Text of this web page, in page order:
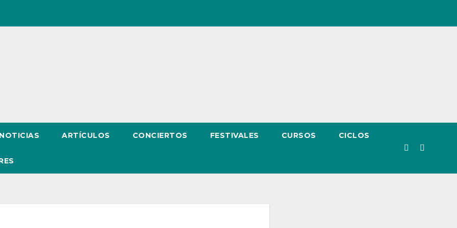
NOTICIAS ARTÍCULOS CONCIERTOS FESTIVALES CURSOS CICLOS